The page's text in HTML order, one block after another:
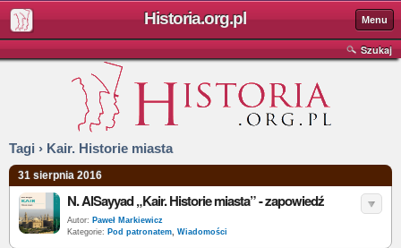
Historia.org.pl Menu
Szukaj
Tagi › Kair. Historie miasta
31 sierpnia 2016
N. AlSayyad „Kair. Historie miasta” - zapowiedź
Autor: Paweł Markiewicz
Kategorie: Pod patronatem, Wiadomości